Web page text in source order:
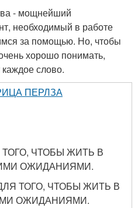
- мощнейший
необходимый в работе
за помощью. Но, чтобы
хорошо понимать,
слово.
ПЕРЛЗА
ЧТОБЫ ЖИТЬ В
ОЖИДАНИЯМИ.
ТОГО, ЧТОБЫ ЖИТЬ В
ОЖИДАНИЯМИ.